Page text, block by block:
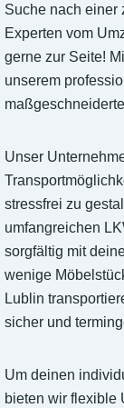
Suche nach einer
Experten vom
gerne zur Seite!
unserem
Unser
stressfrei zu
umfangreichen
sorgfältig mit
wenige
Lublin
sicher und
Um deinen
bieten wir flexible